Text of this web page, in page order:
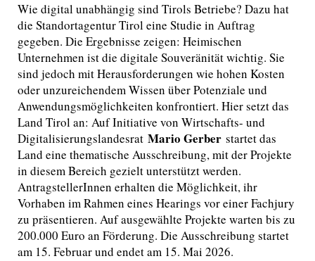
Wie digital unabhängig sind Tirols Betriebe? Dazu hat
die Standortagentur Tirol eine Studie in Auftrag
gegeben. Die Ergebnisse zeigen: Heimischen
Unternehmen ist die digitale Souveränität wichtig. Sie
sind jedoch mit Herausforderungen wie hohen Kosten
oder unzureichendem Wissen über Potenziale und
Anwendungsmöglichkeiten konfrontiert. Hier setzt das
Land Tirol an: Auf Initiative von Wirtschafts- und
Digitalisierungslandesrat Mario Gerberstartet das
Land eine thematische Ausschreibung, mit der Projekte
in diesem Bereich gezielt unterstützt werden.
AntragstellerInnen erhalten die Möglichkeit, ihr
Vorhaben im Rahmen eines Hearings vor einer Fachjury
zu präsentieren. Auf ausgewählte Projekte warten bis zu
200.000 Euro an Förderung. Die Ausschreibung startet
am 15. Februar und endet am 15. Mai 2026.